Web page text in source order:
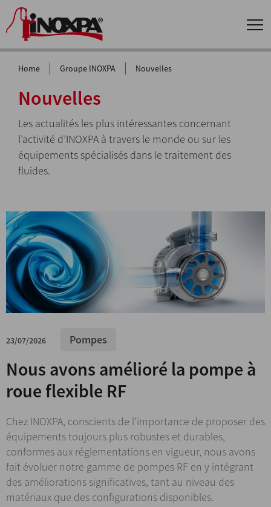
Home | Groupe INOXPA | Nouvelles
Nouvelles
Les actualités les plus intéressantes concernant
l’activité d’INOXPA à travers le monde ou sur les
équipements spécialisés dans le traitement des
fluides.
23/07/2026 Pompes
Nous avons amélioré la pompe à
roue flexible RF
Chez INOXPA, conscients de l’importance de proposer des
équipements toujours plus robustes et durables,
conformes aux réglementations en vigueur, nous avons
fait évoluer notre gamme de pompes RF en y intégrant
des améliorations significatives, tant au niveau des
matériaux que des configurations disponibles.